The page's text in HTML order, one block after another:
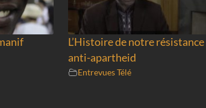
L’Histoire de notre résistance
anti-apartheid
Entrevues Télé